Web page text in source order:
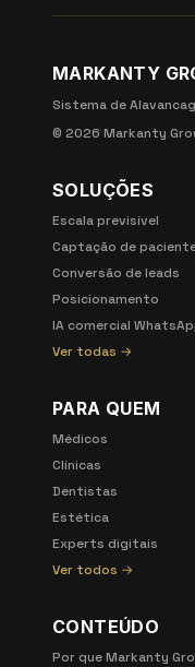
MARKANTY
Sistema de
© 2026 Markanty
SOLUÇÕES
Escala previsível
Captação de
Conversão de leads
Posicionamento
IA comercial
Ver todas →
PARA QUEM
Médicos
Clínicas
Dentistas
Estética
Experts digitais
Ver todos →
CONTEÚDO
Por que Markanty